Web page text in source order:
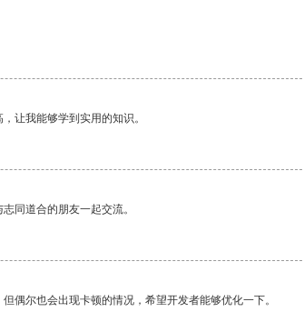
让我能够学到实用的知识。
同道合的朋友一起交流。
偶尔也会出现卡顿的情况，希望开发者能够优化一下。